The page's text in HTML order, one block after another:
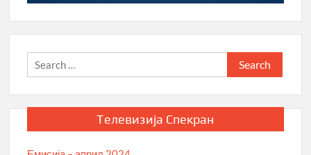
Search
for:
Телевизија Спекран